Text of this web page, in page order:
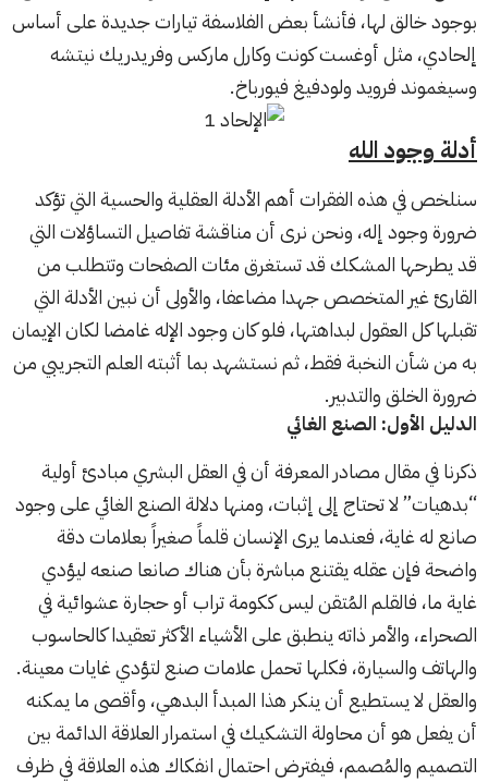
بوجود خالق لها، فأنشأ بعض الفلاسفة تيارات جديدة على أساس
إلحادي، مثل أوغست كونت وكارل ماركس وفريدريك نيتشه
وسيغموند فرويد ولودفيغ فيورباخ.
أدلة وجود الله
سنلخص في هذه الفقرات أهم الأدلة العقلية والحسية التي تؤكد
ضرورة وجود إله، ونحن نرى أن مناقشة تفاصيل التساؤلات التي
قد يطرحها المشكك قد تستغرق مئات الصفحات وتتطلب من
القارئ غير المتخصص جهدا مضاعفا، والأولى أن نبين الأدلة التي
تقبلها كل العقول لبداهتها، فلو كان وجود الإله غامضا لكان الإيمان
به من شأن النخبة فقط، ثم نستشهد بما أثبته العلم التجريبي من
ضرورة الخلق والتدبير.
الدليل الأول: الصنع الغائي
ذكرنا في مقالمصادر المعرفةأن في العقل البشري مبادئ أولية
“بدهيات” لا تحتاج إلى إثبات، ومنها دلالة الصنع الغائي على وجود
صانع له غاية، فعندما يرى الإنسان قلماً صغيراً بعلامات دقة
واضحة فإن عقله يقتنع مباشرة بأن هناك صانعا صنعه ليؤدي
غاية ما، فالقلم المُتقن ليس ككومة تراب أو حجارة عشوائية في
الصحراء، والأمر ذاته ينطبق على الأشياء الأكثر تعقيدا كالحاسوب
والهاتف والسيارة، فكلها تحمل علامات صنع لتؤدي غايات معينة.
والعقل لا يستطيع أن ينكر هذا المبدأ البدهي، وأقصى ما يمكنه
أن يفعل هو أن محاولة التشكيك في استمرار العلاقة الدائمة بين
التصميم والمُصمم، فيفترض احتمال انفكاك هذه العلاقة في ظرف